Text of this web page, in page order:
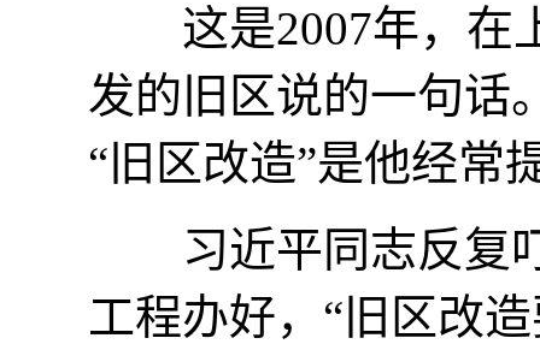
这是2007年，在上
发的旧区说的一句话
“旧区改造”是他经常
习近平同志反复叮
工程办好，“旧区改